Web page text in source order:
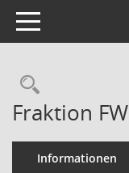
Toggle navigation
Fraktion
Informationen